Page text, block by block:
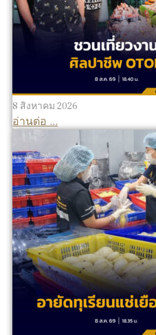
8 สิงหาคม 2026
อ่านต่อ ...